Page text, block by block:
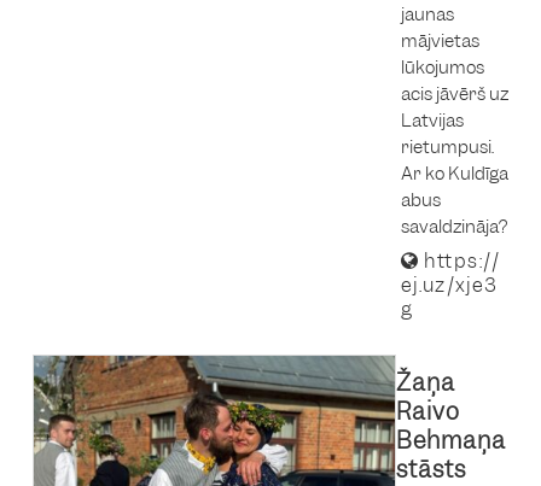
jaunas
mājvietas
lūkojumos
acis jāvērš uz
Latvijas
rietumpusi.
Ar ko Kuldīga
abus
savaldzināja?
https://
ej.uz/xje3
g
Žaņa
Raivo
Behmaņa
stāsts